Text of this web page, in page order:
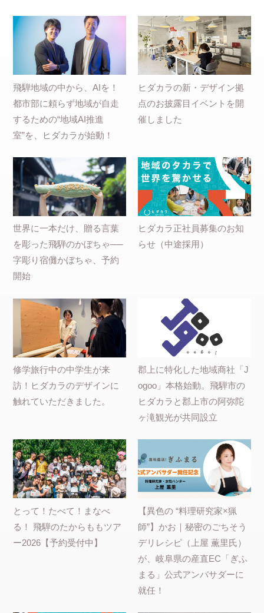
飛騨地域の中から、AIを！
都市部に頼らず地域が自走
するための“地域AI推進
室”を、ヒダカラが始動！
ヒダカラの新・デザイン拠
点のお披露目イベントを開
催しました
世界に一本だけ、贈る言葉
を彫った飛騨のかぼちゃ──
字彫り宿儺かぼちゃ、予約
開始
ヒダカラ正社員募集のお知
らせ（中途採用）
修学旅行中の中学生が来
訪！ヒダカラのデザインに
触れていただきました。
郡上に特化した地域商社「J
ogoo」本格始動。飛騨市の
ヒダカラと郡上市の阿弥陀
ヶ滝観光が共同設立
とって！たべて！まなべ
る！ 飛騨のたからももツア
ー2026【予約受付中】
【異色の “料理研究家×猟
師”】かお｜秘密のごちそう
デリレシピ（上屋 薫里氏）
が、岐阜県の産直EC「ぎふ
まる」公式アンバサダーに
就任！